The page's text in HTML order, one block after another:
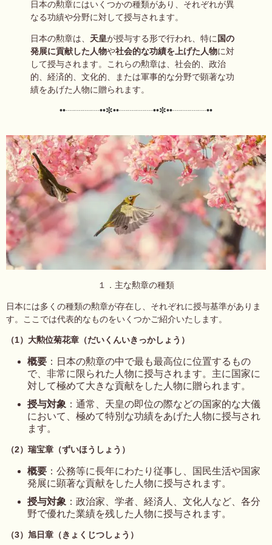
日本の勲章にはいくつかの種類があり、それぞれが異
なる功績や分野に対して授与されます。
日本の勲章は、 天皇が授与する形で行われ、特に 国の
発展に貢献した人物や社会的な功績を上げた人物に対
して授与されます。これらの勲章は、社会的、政治
的、経済的、文化的、または軍事的な分野で顕著な功
績をあげた人物に贈られます。
••┈┈┈┈••✼••┈┈┈┈••✼••┈┈┈┈••
１．主な勲章の種類
日本には多くの種類の勲章が存在し、それぞれに授与基準がありま
す。ここでは代表的なものをいくつかご紹介いたします。
（1）大勲位菊花章（だいくんいきっかしょう）
概要 ：日本の勲章の中で最も最高位に位置するもの
で、非常に限られた人物に授与されます。主に国家に
対して極めて大きな貢献をした人物に贈られます。
授与対象 ：通常、天皇の即位の際などの国家的な大儀
において、極めて特別な功績をあげた人物に授与され
ます。
（2）瑞宝章（ずいほうしょう）
概要 ：公務等に長年にわたり従事し、国民生活や国家
発展に顕著な貢献をした人物に授与されます。
授与対象 ：政治家、学者、経済人、文化人など、各分
野で優れた業績を残した人物に授与されます。
（3）旭日章（きょくじつしょう）